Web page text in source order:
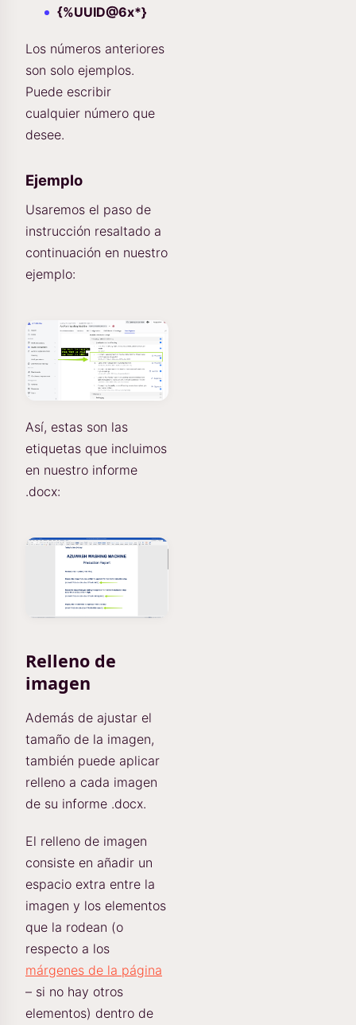
{%UUID@6x*}
Los números anteriores
son solo ejemplos.
Puede escribir
cualquier número que
desee.
Ejemplo
Usaremos el paso de
instrucción resaltado a
continuación en nuestro
ejemplo:
Así, estas son las
etiquetas que incluimos
en nuestro informe
.docx:
Relleno de
imagen
Además de ajustar el
tamaño de la imagen,
también puede aplicar
relleno a cada imagen
de su informe .docx.
El relleno de imagen
consiste en añadir un
espacio extra entre la
imagen y los elementos
que la rodean (o
respecto a los
márgenes de la página
– si no hay otros
elementos) dentro de